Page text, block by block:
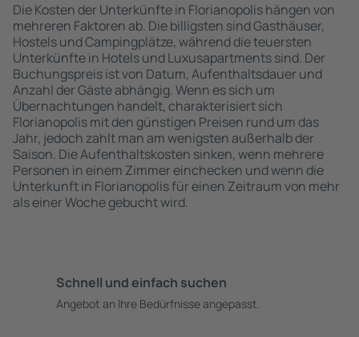
Die Kosten der Unterkünfte in Florianopolis hängen von
mehreren Faktoren ab. Die billigsten sind Gasthäuser,
Hostels und Campingplätze, während die teuersten
Unterkünfte in Hotels und Luxusapartments sind. Der
Buchungspreis ist von Datum, Aufenthaltsdauer und
Anzahl der Gäste abhängig. Wenn es sich um
Übernachtungen handelt, charakterisiert sich
Florianopolis mit den günstigen Preisen rund um das
Jahr, jedoch zahlt man am wenigsten außerhalb der
Saison. Die Aufenthaltskosten sinken, wenn mehrere
Personen in einem Zimmer einchecken und wenn die
Unterkunft in Florianopolis für einen Zeitraum von mehr
als einer Woche gebucht wird.
Schnell und einfach suchen
Angebot an Ihre Bedürfnisse angepasst.